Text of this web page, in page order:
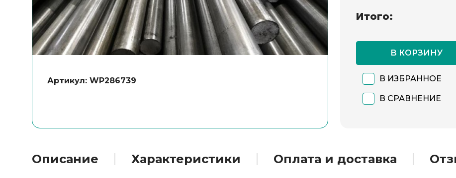
Артикул: WP286739
Итого:
В КОРЗИНУ
В ИЗБРАННОЕ
В СРАВНЕНИЕ
Описание Характеристики Оплата и доставка